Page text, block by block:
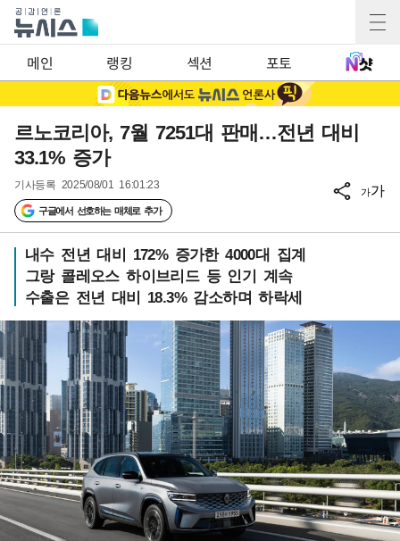
메인 랭킹 섹션 포토
르노코리아, 7월 7251대 판매…전년 대비
33.1% 증가
기사등록 2025/08/01 16:01:23
구글에서 선호하는 매체로 추가
가가
내수 전년 대비 172% 증가한 4000대 집계
그랑 콜레오스 하이브리드 등 인기 계속
수출은 전년 대비 18.3% 감소하며 하락세